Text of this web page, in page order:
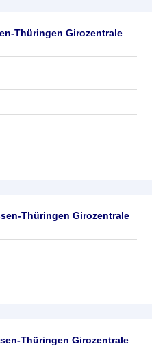
Thüringen Girozentrale
Thüringen Girozentrale
Thüringen Girozentrale